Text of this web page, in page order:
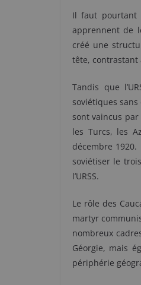
Il faut pourtant
apprennent de
créé une
tête, contrastant
Tandis que
soviétiques
sont vaincus
les Turcs, les
décembre 1920.
soviétiser le
l’URSS.
Le rôle des
martyr
nombreux
Géorgie, mais
périphérie